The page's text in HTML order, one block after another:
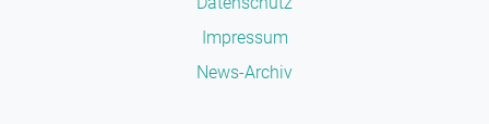
Impressum
News-Archiv